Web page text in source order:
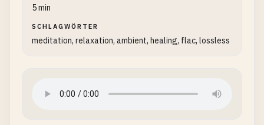
5 min
SCHLAGWÖRTER
meditation, relaxation, ambient, healing, flac, lossless